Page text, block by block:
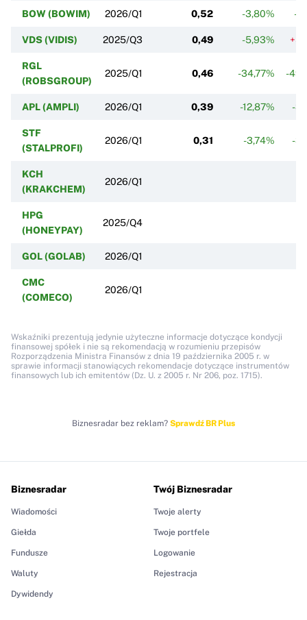
BOW (BOWIM) 2026/Q1 0,52 -3,80% -
VDS (VIDIS) 2025/Q3 0,49 -5,93%
RGL
(ROBSGROUP)
2025/Q1 0,46 -34,77% -
APL (AMPLI) 2026/Q1 0,39 -12,87% -
STF
(STALPROFI)
2026/Q1 0,31 -3,74% -
KCH
(KRAKCHEM)
2026/Q1
HPG
(HONEYPAY)
2025/Q4
GOL (GOLAB) 2026/Q1
CMC
(COMECO)
2026/Q1
Wskaźniki prezentują jedynie użyteczne informacje dotyczące kondycji
finansowej spółek i nie są rekomendacją w rozumieniu przepisów
Rozporządzenia Ministra Finansów z dnia 19 października 2005 r. w
sprawie informacji stanowiących rekomendacje dotyczące instrumentów
finansowych lub ich emitentów (Dz. U. z 2005 r. Nr 206, poz. 1715).
Biznesradar bez reklam? Sprawdź BR Plus
Biznesradar
Wiadomości
Giełda
Fundusze
Waluty
Dywidendy
Twój Biznesradar
Twoje alerty
Twoje portfele
Logowanie
Rejestracja